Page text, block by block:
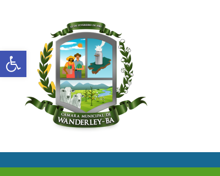
Abrir a barra de ferramentas